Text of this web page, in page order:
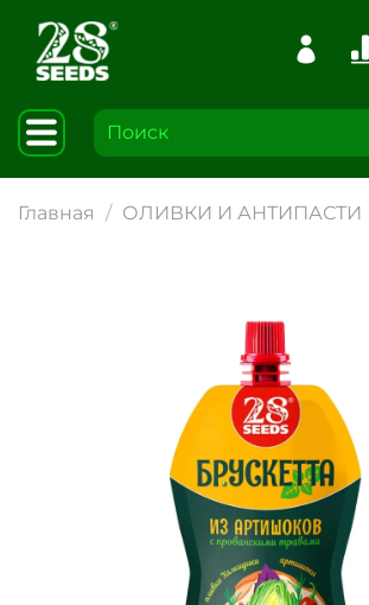
Главная ОЛИВКИ И АНТИПАСТИ